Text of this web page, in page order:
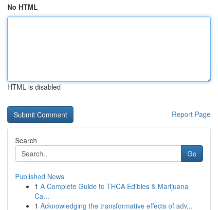
No HTML
HTML is disabled
Report Page
Search
Go
Published News
1 A Complete Guide to THCA Edibles & Marijuana
Ca...
1 Acknowledging the transformative effects of adv...